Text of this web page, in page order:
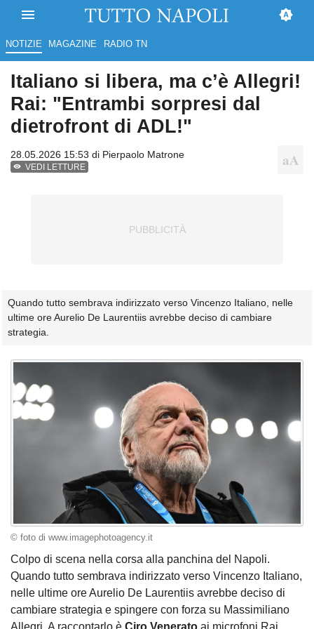
NOTIZIE MAGAZINE RADIO TN
Italiano si libera, ma c’è Allegri!
Rai: "Entrambi sorpresi dal
dietrofront di ADL!"
28.05.2026 15:53 di Pierpaolo Matrone
VEDI LETTURE
Quando tutto sembrava indirizzato verso Vincenzo Italiano, nelle
ultime ore Aurelio De Laurentiis avrebbe deciso di cambiare
strategia.
© foto di www.imagephotoagency.it
Colpo di scena nella corsa alla panchina del Napoli.
Quando tutto sembrava indirizzato verso Vincenzo Italiano,
nelle ultime ore Aurelio De Laurentiis avrebbe deciso di
cambiare strategia e spingere con forza su Massimiliano